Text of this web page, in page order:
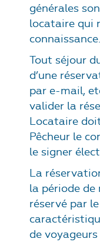
générales
locataire qui
connaissance.
Tout séjour
d’une
par e-mail,
valider la
Locataire
Pêcheur le
le signer
La
la période
réservé par
de